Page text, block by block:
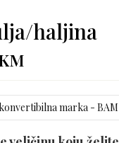
haljina
marka - BAM